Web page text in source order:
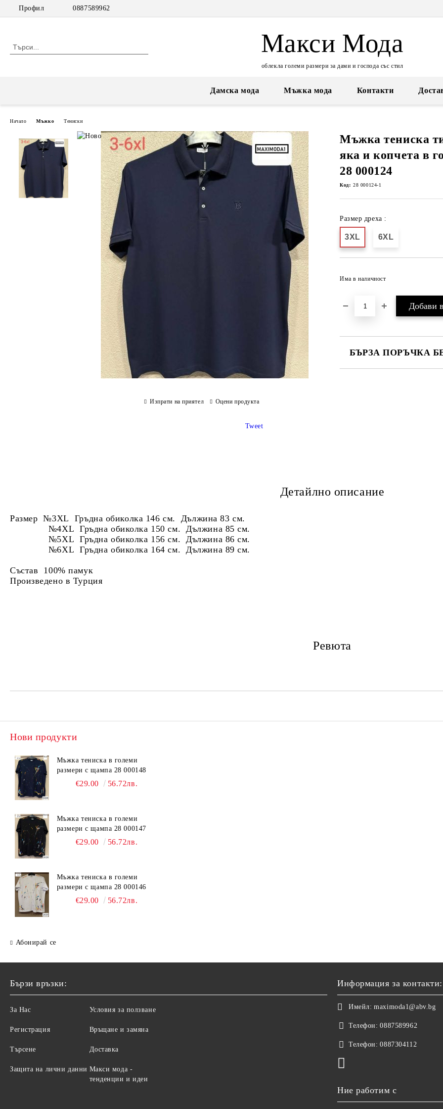
Профил 0887589962
Макси Мода
облекла големи размери за дами и господа със стил
Дамска мода Мъжка мода Контакти
Начало Мъжко Тениски
Мъжка тениска
яка и копчета в
28 000124
Код: 28 000124-1
Размер дреха :
3XL 6XL
Има в наличност
БЪРЗА ПОРЪЧКА
Изпрати на приятел Оцени продукта
Tweet
Детайлно описание
Размер №3XL Гръдна обиколка 146 см. Дължина 83 см.
№4XL Гръдна обиколка 150 см. Дължина 85 см.
№5XL Гръдна обиколка 156 см. Дължина 86 см.
№6XL Гръдна обиколка 164 см. Дължина 89 см.
Състав 100% памук
Произведено в Турция
Ревюта
Нови продукти
Мъжка тениска в големи
размери с щампа 28 000148
€29.00 56.72лв.
Мъжка тениска в големи
размери с щампа 28 000147
€29.00 56.72лв.
Мъжка тениска в големи
размери с щампа 28 000146
€29.00 56.72лв.
Абонирай се
Бързи връзки:
За Нас
Регистрация
Търсене
Защита на лични данни
Условия за ползване
Връщане и замяна
Доставка
Макси мода -
тенденции и идеи
Информация за контакти:
Имейл: maximoda1@abv.bg
Телефон: 0887589962
Телефон: 0887304112
Ние работим с